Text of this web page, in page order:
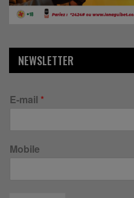
NEWSLETTER
E-mail *
Mobile